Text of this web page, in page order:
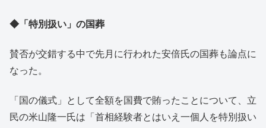
◆「特別扱い」の国葬
賛否が交錯する中で先月に行われた安倍氏の国葬も論点に
なった。
「国の儀式」として全額を国費で賄ったことについて、立
民の米山隆一氏は「首相経験者とはいえ一個人を特別扱い